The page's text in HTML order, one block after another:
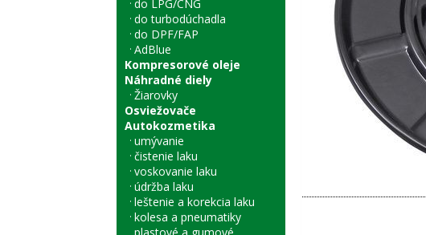
do LPG/CNG
do turbodúchadla
do DPF/FAP
AdBlue
Kompresorové oleje
Náhradné diely
Žiarovky
Osviežovače
Autokozmetika
umývanie
čistenie laku
voskovanie laku
údržba laku
leštenie a korekcia laku
kolesa a pneumatiky